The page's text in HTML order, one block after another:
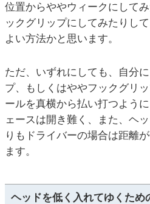
位置からややウィークにして
ックグリップにしてみたりし
よい方法かと思います。
ただ、いずれにしても、自分
プ、もしくはややフックグリ
ールを真横から払い打つよう
ェースは開き難く、また、ヘ
りもドライバーの場合は距離
ます。
ヘッドを低く入れてゆくため